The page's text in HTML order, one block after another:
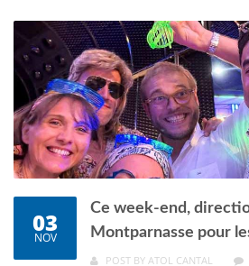
03
NOV
Ce week-end,
Montparnasse pour
POST BY ATOL CANTAL